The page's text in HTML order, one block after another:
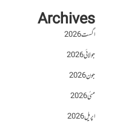
Archives
اگست 2026
جولائی 2026
جون 2026
مئی 2026
اپریل 2026